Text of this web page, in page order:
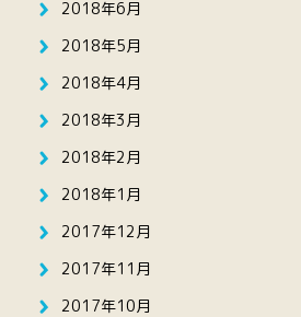
2018年6月
2018年5月
2018年4月
2018年3月
2018年2月
2018年1月
2017年12月
2017年11月
2017年10月